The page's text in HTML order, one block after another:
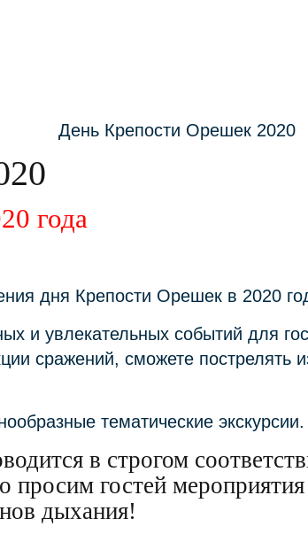
года
дня Крепости Орешек в 2020
и увлекательных событий для
сражений, сможете
тематические экскурсии.
в строгом
просим гостей
дыхания!